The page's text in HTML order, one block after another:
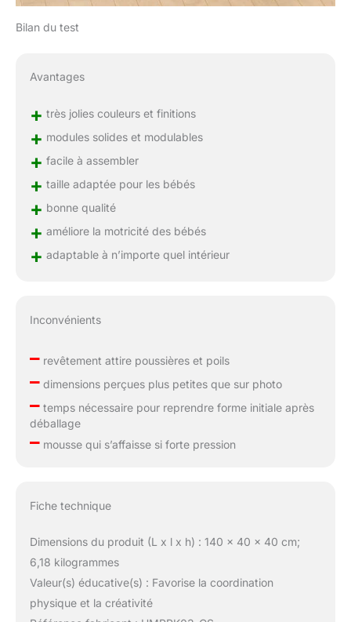
Bilan du test
Avantages
+ très jolies couleurs et finitions
+ modules solides et modulables
+ facile à assembler
+ taille adaptée pour les bébés
+ bonne qualité
+ améliore la motricité des bébés
+ adaptable à n’importe quel intérieur
Inconvénients
–revêtement attire poussières et poils
–dimensions perçues plus petites que sur photo
–temps nécessaire pour reprendre forme initiale après
déballage
–mousse qui s’affaisse si forte pression
Fiche technique
Dimensions du produit (L x l x h) : 140 x 40 x 40 cm;
6,18 kilogrammes
Valeur(s) éducative(s) : Favorise la coordination
physique et la créativité